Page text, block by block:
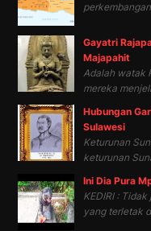
Gayatri
Majapahit
Adalah watak
mereka
Hubungan
Sulawesi
Keturunan
keturunan
Ini Dia Pura
KEDIRI :
yang terletak